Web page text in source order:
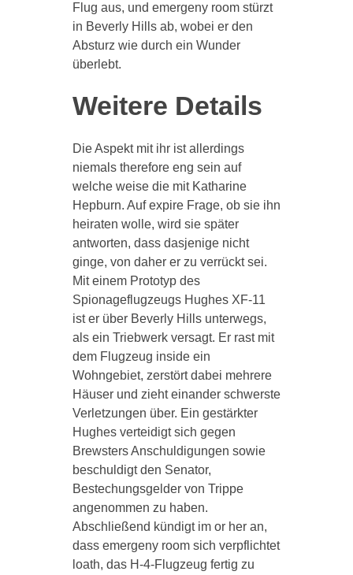
Flug aus, und emergeny room stürzt
in Beverly Hills ab, wobei er den
Absturz wie durch ein Wunder
überlebt.
Weitere Details
Die Aspekt mit ihr ist allerdings
niemals therefore eng sein auf
welche weise die mit Katharine
Hepburn. Auf expire Frage, ob sie ihn
heiraten wolle, wird sie später
antworten, dass dasjenige nicht
ginge, von daher er zu verrückt sei.
Mit einem Prototyp des
Spionageflugzeugs Hughes XF-11
ist er über Beverly Hills unterwegs,
als ein Triebwerk versagt. Er rast mit
dem Flugzeug inside ein
Wohngebiet, zerstört dabei mehrere
Häuser und zieht einander schwerste
Verletzungen über. Ein gestärkter
Hughes verteidigt sich gegen
Brewsters Anschuldigungen sowie
beschuldigt den Senator,
Bestechungsgelder von Trippe
angenommen zu haben.
Abschließend kündigt im or her an,
dass emergeny room sich verpflichtet
loath, das H-4-Flugzeug fertig zu